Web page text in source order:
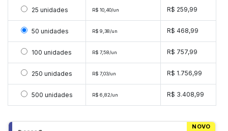
Selecionar 25 unidades
25 unidades R$ 10,40/un R$ 259,99
Selecionar 50 unidades
50 unidades R$ 9,38/un R$ 468,99
Selecionar 100 unidades
100 unidades R$ 7,58/un R$ 757,99
Selecionar 250 unidades
250 unidades R$ 7,03/un R$ 1.756,99
Selecionar 500 unidades
500 unidades R$ 6,82/un R$ 3.408,99
NOVO